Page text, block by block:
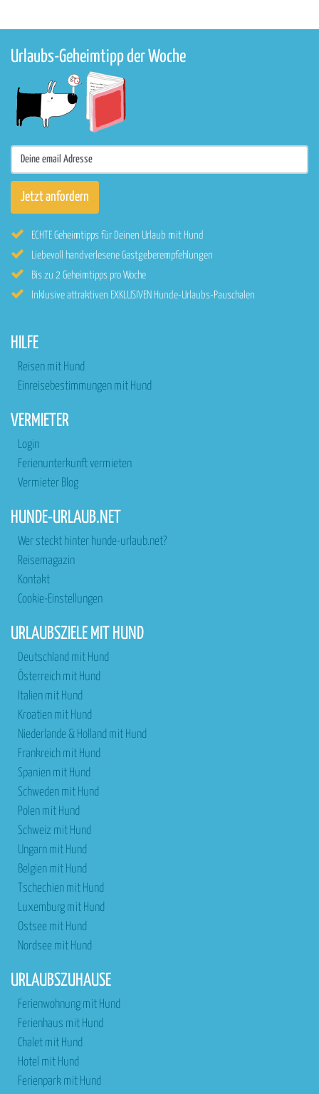
Urlaubs-Geheimtipp der Woche
ECHTE Geheimtipps für Deinen Urlaub mit Hund
Liebevoll handverlesene Gastgeberempfehlungen
Bis zu 2 Geheimtipps pro Woche
Inklusive attraktiven EXKLUSIVEN Hunde-Urlaubs-Pauschalen
HILFE
Reisen mit Hund
Einreisebestimmungen mit Hund
VERMIETER
Login
Ferienunterkunft vermieten
Vermieter Blog
HUNDE-URLAUB.NET
Wer steckt hinter hunde-urlaub.net?
Reisemagazin
Kontakt
Cookie-Einstellungen
URLAUBSZIELE MIT HUND
Deutschland mit Hund
Österreich mit Hund
Italien mit Hund
Kroatien mit Hund
Niederlande & Holland mit Hund
Frankreich mit Hund
Spanien mit Hund
Schweden mit Hund
Polen mit Hund
Schweiz mit Hund
Ungarn mit Hund
Belgien mit Hund
Tschechien mit Hund
Luxemburg mit Hund
Ostsee mit Hund
Nordsee mit Hund
URLAUBSZUHAUSE
Ferienwohnung mit Hund
Ferienhaus mit Hund
Chalet mit Hund
Hotel mit Hund
Ferienpark mit Hund